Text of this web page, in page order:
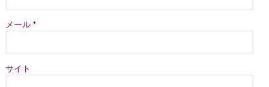
メール *
サイト